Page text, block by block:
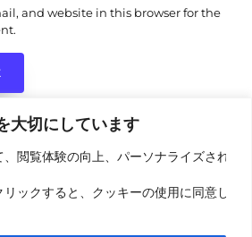
大切にしています
閲覧体験の向上、パーソナライズされた
ックすると、クッキーの使用に同意した
and website in this browser for the
やく